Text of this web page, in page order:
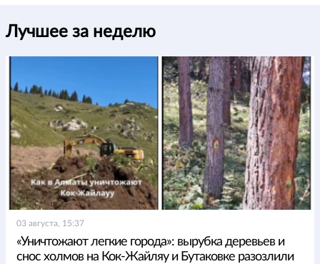
Лучшее за неделю
03 августа, 15:37
«Уничтожают легкие города»: вырубка деревьев и
снос холмов на Кок-Жайляу и Бутаковке разозлили